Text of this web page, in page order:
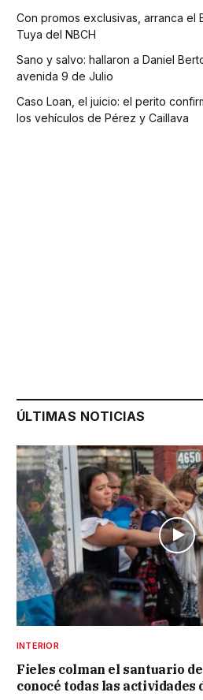
Con promos exclusivas, arranca el
Tuya del NBCH
Sano y salvo: hallaron a Daniel
avenida 9 de Julio
Caso Loan, el juicio: el perito
los vehículos de Pérez y Caillava
ÚLTIMAS NOTICIAS
INTERIOR
Fieles colman el santuario
conocé todas las actividades